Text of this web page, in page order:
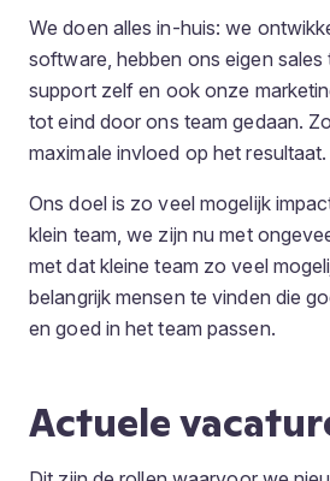
We doen alles in-huis: we
software, hebben ons eigen sales
support zelf en ook onze
tot eind door ons team gedaan.
maximale invloed op het resultaat.
Ons doel is zo veel mogelijk
klein team, we zijn nu met
met dat kleine team zo veel
belangrijk mensen te vinden die
en goed in het team passen.
Actuele